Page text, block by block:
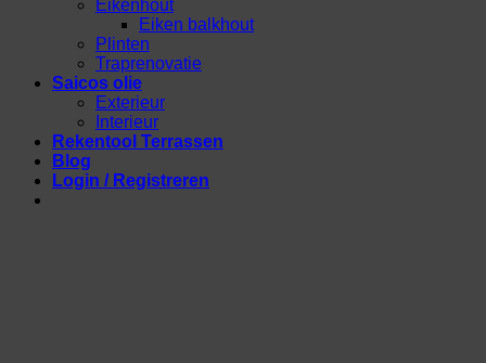
Eikenhout
Eiken balkhout
Plinten
Traprenovatie
Saicos olie
Exterieur
Interieur
Rekentool Terrassen
Blog
Login / Registreren